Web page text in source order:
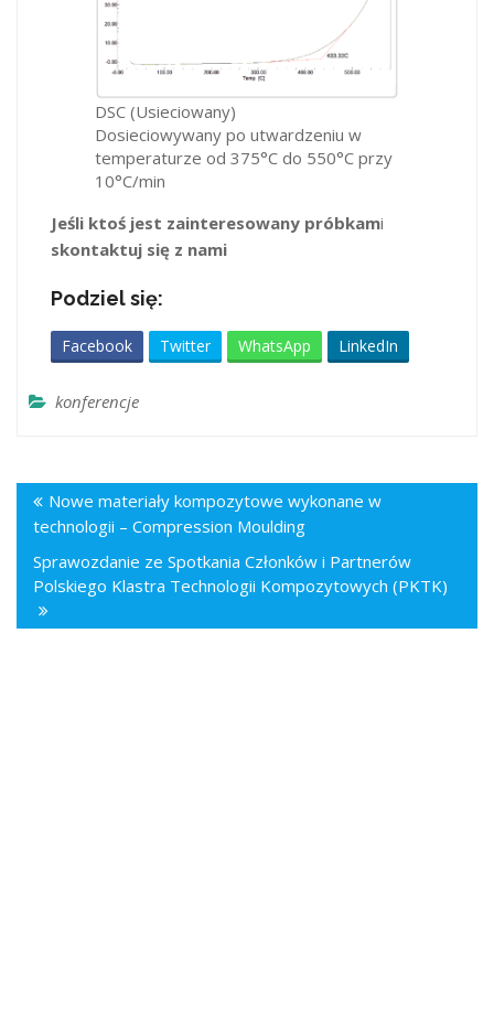
DSC (Usieciowany)
Dosieciowywany po utwardzeniu w
temperaturze od 375°C do 550°C przy
10°C/min
Jeśli ktoś jest zainteresowany próbkami
skontaktuj się z nami
Podziel się:
Facebook Twitter WhatsApp LinkedIn
konferencje
Nowe materiały kompozytowe wykonane w
technologii – Compression Moulding
Sprawozdanie ze Spotkania Członków i Partnerów
Polskiego Klastra Technologii Kompozytowych (PKTK)